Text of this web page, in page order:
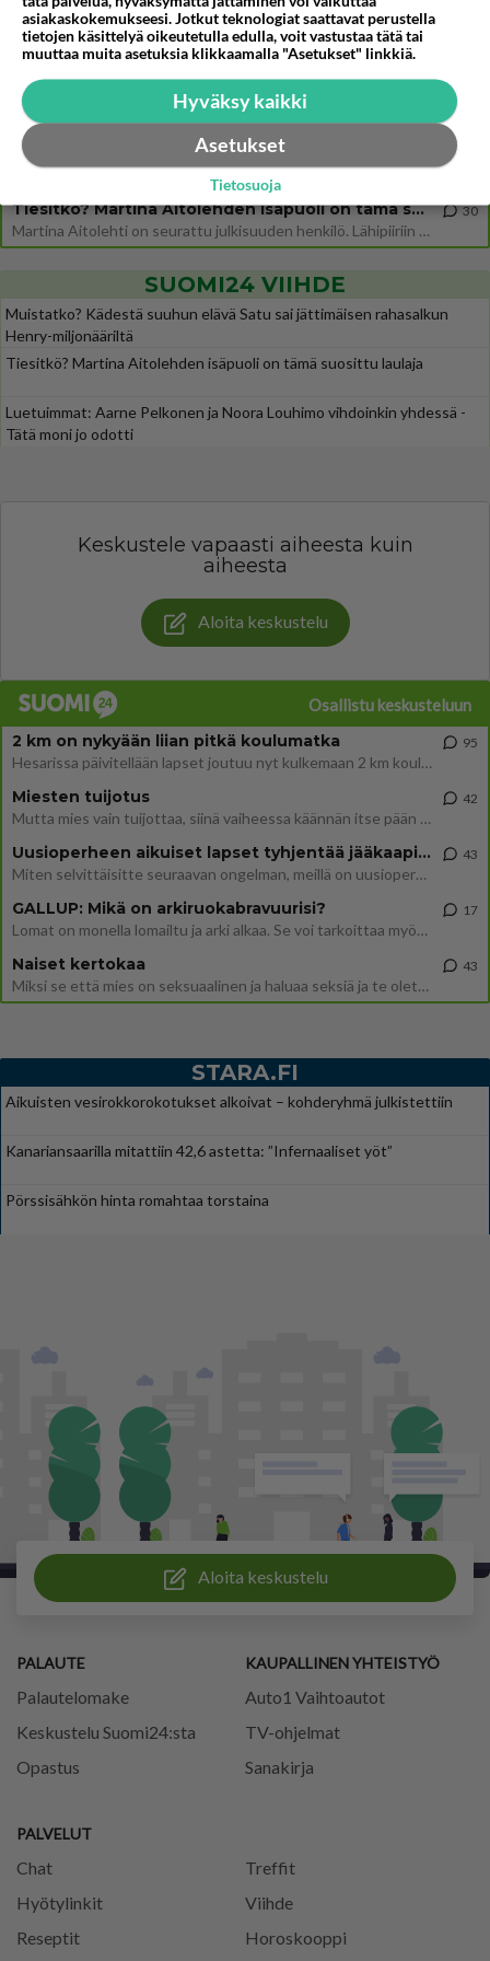
Uuden TTK-juontajan ympärillä epätietoisuus sakenee - Nyt MTV hämmentää soppaa
Mitä tuot pöytään parisuhteessa?
Siinäpä se kysymys on otsikossa. Mitäpä siis tuot/toisit pöytään parisuhteessa? Oletko mies vai nainen? Koetko sen mitä
426
Martinan bisneksillä ei mene hyvin
https://www.iltalehti.fi/viihdeuutiset/a/c46da6ab-340f-4790-aaa7-0865eed2336 Yrityksen konkurssihakemus on tullut kärä
303
Tiesitkö? Martina Aitolehden isäpuoli on tämä suosittu laulaja
Martina Aitolehti on seurattu julkisuuden henkilö. Lähipiiriin mahtuu muitakin tunnettuja henkilöitä. Tiesitkö, että Ma
30
SUOMI24 VIIHDE
Muistatko? Kädestä suuhun elävä Satu sai jättimäisen rahasalkun
Henry-miljonääriltä
Tiesitkö? Martina Aitolehden isäpuoli on tämä suosittu laulaja
Luetuimmat: Aarne Pelkonen ja Noora Louhimo vihdoinkin yhdessä -
Tätä moni jo odotti
Keskustele vapaasti aiheesta kuin
aiheesta
Aloita keskustelu
Osallistu keskusteluun
2 km on nykyään liian pitkä koulumatka
Hesarissa päivitellään lapset joutuu nyt kulkemaan 2 km kouluun jösses. Ruostefillarilla tuo matka menee vaikka miten äk
95
Miesten tuijotus
Mutta mies vain tuijottaa, siinä vaiheessa käännän itse pään pois. Mikä juttu? Yleensä jos joku tuijottaa tai katsoo, hä
42
Uusioperheen aikuiset lapset tyhjentää jääkaapin käydessään
Miten selvittäisitte seuraavan ongelman, meillä on uusioperhe, minulla teini-ikäiset lapset ja puolisolla aikuiset, jotk
43
GALLUP: Mikä on arkiruokabravuurisi?
Lomat on monella lomailtu ja arki alkaa. Se voi tarkoittaa myös sitä, että grillailut on grillattu ja palataan arjen ruo
17
Naiset kertokaa
Miksi se että mies on seksuaalinen ja haluaa seksiä ja te olette hänen mielestänne haluttava on vastenmielistä? Mikä sii
43
STARA.FI
Aikuisten vesirokkorokotukset alkoivat – kohderyhmä julkistettiin
Kanariansaarilla mitattiin 42,6 astetta: ”Infernaaliset yöt”
Pörssisähkön hinta romahtaa torstaina
Aloita keskustelu
PALAUTE
Palautelomake
Keskustelu Suomi24:sta
Opastus
PALVELUT
Chat
Treffit
Hyötylinkit
Viihde
Reseptit
Horoskooppi
KAUPALLINEN YHTEISTYÖ
Auto1 Vaihtoautot
TV-ohjelmat
Sanakirja
asiakaskokemukseesi. Jotkut teknologiat saattavat perustella
tietojen käsittelyä oikeutetulla edulla, voit vastustaa tätä tai
muuttaa muita asetuksia klikkaamalla "Asetukset" linkkiä.
Hyväksy kaikki
Asetukset
Tietosuoja